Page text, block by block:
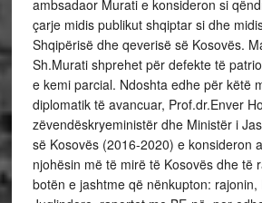
ambsadaor Murati e konsideron si
çarje midis publikut shqiptar si dhe
Shqipërisë dhe qeverisë së Kosovës.
Sh.Murati shprehet për defekte të
e kemi parcial. Ndoshta edhe për këtë
diplomatik të avancuar, Prof.dr.Enver
zëvendëskryeministër dhe Ministër i
së Kosovës (2016-2020) e konsideron
njohësin më të mirë të Kosovës dhe të
botën e jashtme që nënkupton: rajonin,